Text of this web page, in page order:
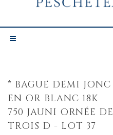
* BAGUE DEMI JONC
EN OR BLANC 18K
750 JAUNI ORNÉE DE
TROIS D - LOT 37